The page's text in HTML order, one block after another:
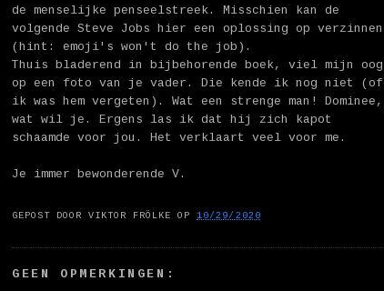
de menselijke penseelstreek. Misschien kan de
volgende Steve Jobs hier een oplossing op verzinnen
(hint: emoji's won't do the job).
Thuis bladerend in bijbehorende boek, viel mijn oog
op een foto van je vader. Die kende ik nog niet (of
ik was hem vergeten). Wat een strenge man! Dominee,
wat wil je. Ergens las ik dat hij zich kapot
schaamde voor jou. Het verklaart veel voor me.
Je immer bewonderende V.
GEPOST DOORVIKTOR FRÖLKE OP10/29/2020
GEEN OPMERKINGEN: